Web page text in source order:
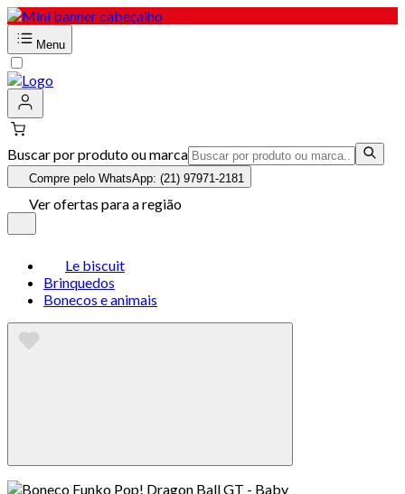
Menu
Buscar por produto ou marca
Compre pelo WhatsApp: (21) 97971-2181
Ver ofertas para a região
Le biscuit
Brinquedos
Bonecos e animais